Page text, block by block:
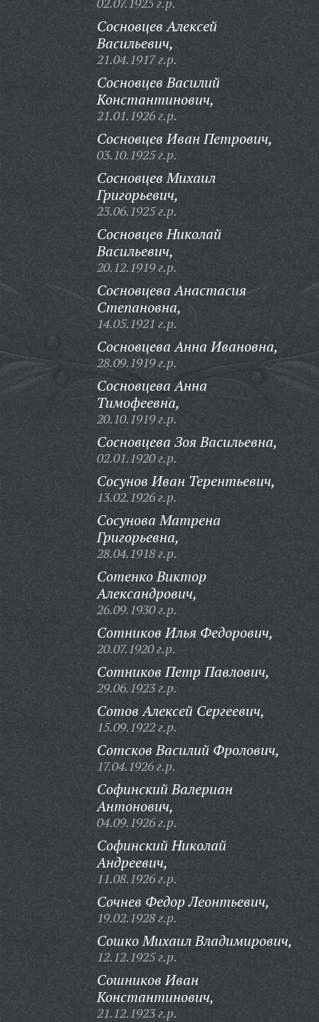
Сосновцев Алексей
Васильевич,
21.04.1917 г.р.
Сосновцев Василий
Константинович,
21.01.1926 г.р.
Сосновцев Иван Петрович,
03.10.1925 г.р.
Сосновцев Михаил
Григорьевич,
23.06.1925 г.р.
Сосновцев Николай
Васильевич,
20.12.1919 г.р.
Сосновцева Анастасия
Степановна,
14.05.1921 г.р.
Сосновцева Анна Ивановна,
28.09.1919 г.р.
Сосновцева Анна
Тимофеевна,
20.10.1919 г.р.
Сосновцева Зоя Васильевна,
02.01.1920 г.р.
Сосунов Иван Терентьевич,
13.02.1926 г.р.
Сосунова Матрена
Григорьевна,
28.04.1918 г.р.
Сотенко Виктор
Александрович,
26.09.1930 г.р.
Сотников Илья Федорович,
20.07.1920 г.р.
Сотников Петр Павлович,
29.06.1923 г.р.
Сотов Алексей Сергеевич,
15.09.1922 г.р.
Сотсков Василий Фролович,
17.04.1926 г.р.
Софинский Валериан
Антонович,
04.09.1926 г.р.
Софинский Николай
Андреевич,
11.08.1926 г.р.
Сочнев Федор Леонтьевич,
19.02.1928 г.р.
Сошко Михаил Владимирович,
12.12.1925 г.р.
Сошников Иван
Константинович,
21.12.1923 г.р.